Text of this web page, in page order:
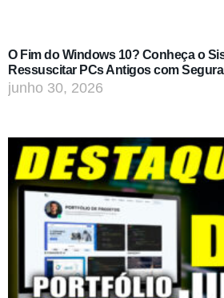
O Fim do Windows 10? Conheça o
Ressuscitar PCs Antigos com
junho 30, 2026